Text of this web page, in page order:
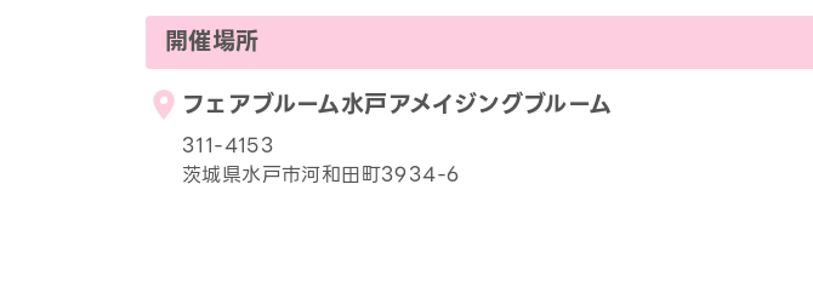
開催場所
フェアブルーム水戸アメイジングブルーム
311-4153
茨城県水戸市河和田町3934-6